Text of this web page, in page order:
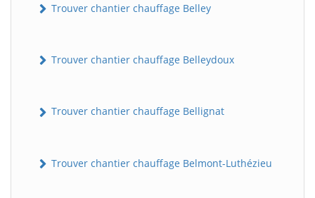
Trouver chantier chauffage Belley
Trouver chantier chauffage Belleydoux
Trouver chantier chauffage Bellignat
Trouver chantier chauffage Belmont-Luthézieu